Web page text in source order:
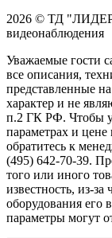
2026 © ТД
видеонаблюдения
Уважаемые гости
все описания,
представленные
характер и не
п.2 ГК РФ. Чтобы
параметрах и цене
обратитесь к
(495) 642-70-39.
того или иного
известность, из-за
оборудования его
параметры могут